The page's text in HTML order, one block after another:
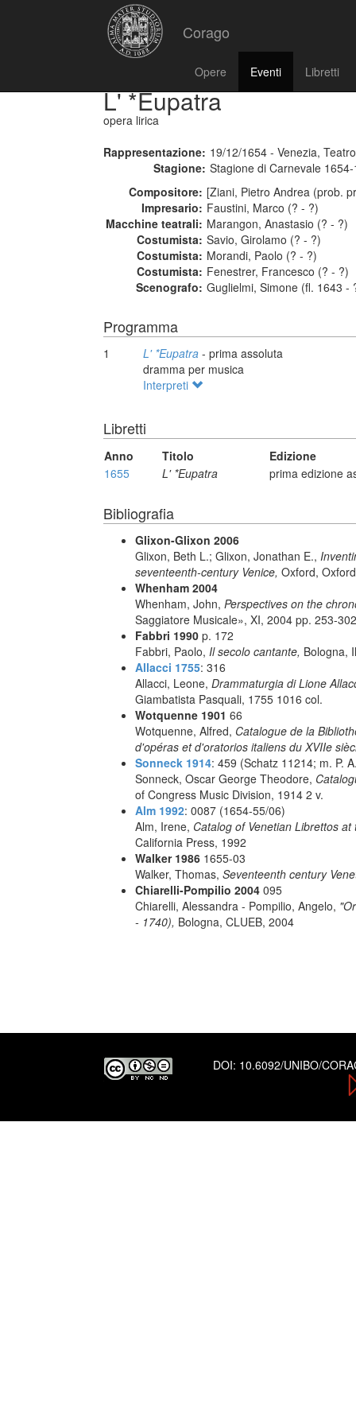
Corago
Opere Eventi Libretti
L' *Eupatra
opera lirica
Rappresentazione: 19/12/1654 - Venezia,
Stagione: Stagione di Carnevale
Compositore: [Ziani, Pietro Andrea (prob.
Impresario: Faustini, Marco (? - ?)
Macchine teatrali: Marangon, Anastasio (? - ?)
Costumista: Savio, Girolamo (? - ?)
Costumista: Morandi, Paolo (? - ?)
Costumista: Fenestrer, Francesco (? - ?)
Scenografo: Guglielmi, Simone (fl. 1643 -
Programma
1 L' *Eupatra - prima assoluta
dramma per musica
Interpreti
Libretti
Anno Titolo
Edizione
1655
L' *Eupatra prima edizione
Bibliografia
Glixon-Glixon 2006
Glixon, Beth L.; Glixon, Jonathan E.,
seventeenth-century Venice, Oxford,
Whenham 2004
Whenham, John, Perspectives on the
Saggiatore Musicale», XI, 2004 pp. 253-302
Fabbri 1990 p. 172
Fabbri, Paolo, Il secolo cantante, Bologna,
Allacci 1755: 316
Allacci, Leone, Drammaturgia di Lione
Giambatista Pasquali, 1755 1016 col.
Wotquenne 1901 66
Wotquenne, Alfred, Catalogue de la
d'opéras et d'oratorios italiens du XVIIe
Sonneck 1914: 459 (Schatz 11214; m. P.
Sonneck, Oscar George Theodore,
of Congress Music Division, 1914 2 v.
Alm 1992: 0087 (1654-55/06)
Alm, Irene, Catalog of Venetian Librettos
California Press, 1992
Walker 1986 1655-03
Walker, Thomas, Seventeenth century
Chiarelli-Pompilio 2004 095
Chiarelli, Alessandra - Pompilio, Angelo,
- 1740), Bologna, CLUEB, 2004
DOI: 10.6092/UNIBO/